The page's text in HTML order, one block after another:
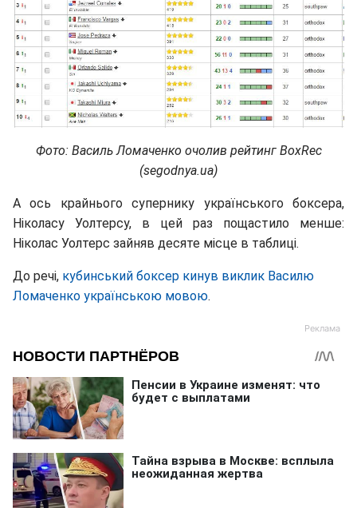
Фото: Василь Ломаченко очолив рейтинг BoxRec
(segodnya.ua)
А ось крайнього супернику українського боксера,
Ніколасу Уолтерсу, в цей раз пощастило менше:
Ніколас Уолтерс зайняв десяте місце в таблиці.
До речi, кубинський боксер кинув виклик Василю
Ломаченко українською мовою.